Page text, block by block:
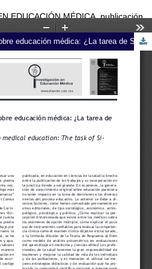
EDUCACIÓN MÉDICA, publicación
Nacional Autónoma de México
Publicar investigaciones sobre educación médica: ¿La tarea de Sísifo?